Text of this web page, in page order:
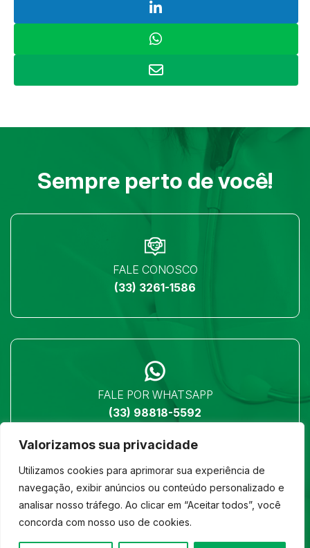
Valorizamos sua privacidade
Utilizamos cookies para aprimorar sua experiência de
navegação, exibir anúncios ou conteúdo personalizado e
analisar nosso tráfego. Ao clicar em “Aceitar todos”, você
concorda com nosso uso de cookies.
Sempre perto de você!
FALE CONOSCO
(33) 3261-1586
FALE POR WHATSAPP
(33) 98818-5592
LOCALIZAÇÃO